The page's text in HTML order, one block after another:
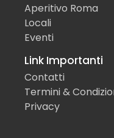
Aperitivo Roma
Locali
Eventi
Link Importanti
Contatti
Termini &
Privacy